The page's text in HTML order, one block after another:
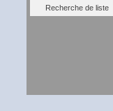
Recherche de liste